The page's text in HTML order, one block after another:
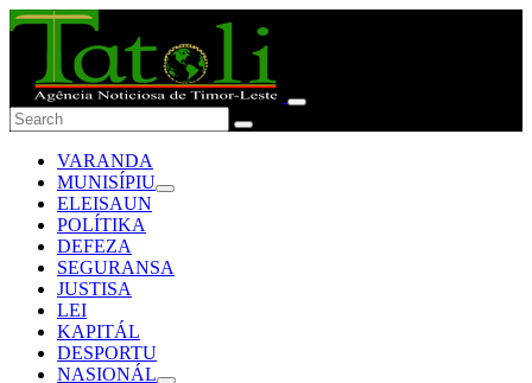
VARANDA
MUNISÍPIU
ELEISAUN
POLÍTIKA
DEFEZA
SEGURANSA
JUSTISA
LEI
KAPITÁL
DESPORTU
NASIONÁL